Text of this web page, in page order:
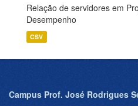
Relação de servidores em
Desempenho
CSV
Campus Prof. José Rodrigues